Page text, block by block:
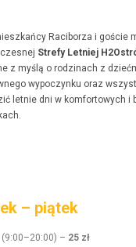
Raci­borza i goś­cie
Stre­fy Let­niej
z myślą o rodz­i­nach z
wypoczynku oraz
let­nie dni w kom­for­towych i
– piątek
– 25 zł